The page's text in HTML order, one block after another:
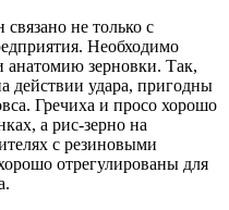
не только с
Необходимо
анатомию зерновки. Так,
действии удара, пригодны
Гречиха и просо хорошо
а рис-зерно на
с резиновыми
отрегулированы для